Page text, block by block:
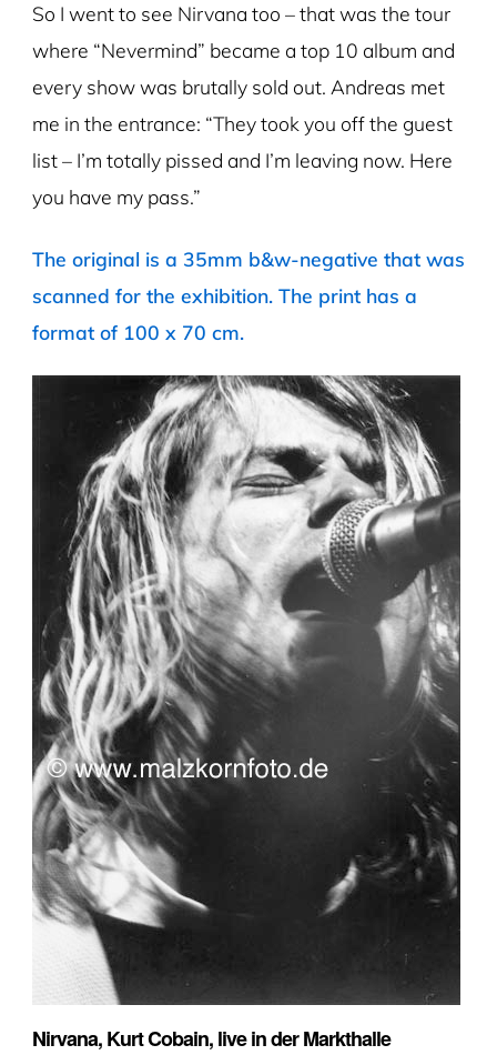
So I went to see Nirvana too – that was the tour
where “Nevermind” became a top 10 album and
every show was brutally sold out. Andreas met
me in the entrance: “They took you off the guest
list – I’m totally pissed and I’m leaving now. Here
you have my pass.”
The original is a 35mm b&w-negative that was
scanned for the exhibition. The print has a
format of 100 x 70 cm.
Nirvana, Kurt Cobain, live in der Markthalle